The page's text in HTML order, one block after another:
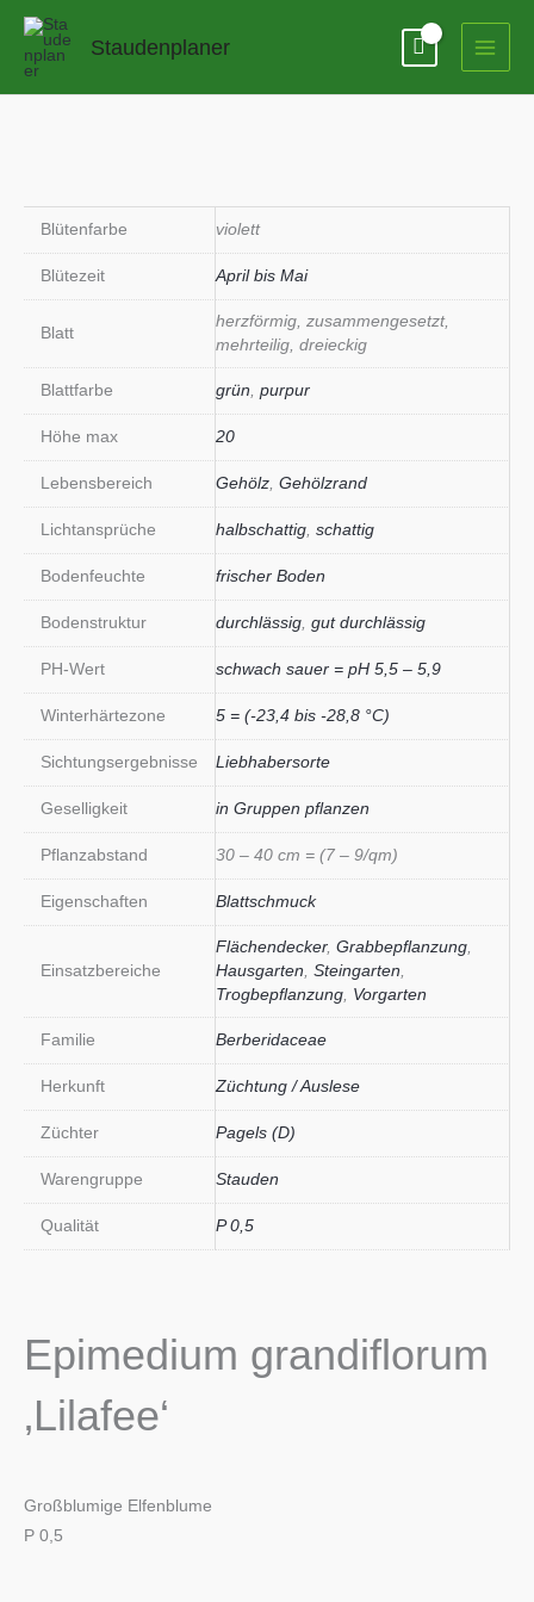
Zum
springen
Staudenplaner
Blütenfarbe violett
Blütezeit April bis Mai
Blatt
herzförmig, zusammengesetzt,
mehrteilig, dreieckig
Blattfarbe grün purpur
Höhe max 20
Lebensbereich Gehölz Gehölzrand
Lichtansprüche halbschattig schattig
Bodenfeuchte frischer Boden
Bodenstruktur durchlässig gut durchlässig
PH-Wert schwach sauer = pH 5,5 – 5,9
Winterhärtezone 5 = (-23,4 bis -28,8 °C)
Sichtungsergebnisse Liebhabersorte
Geselligkeit in Gruppen pflanzen
Pflanzabstand 30 – 40 cm = (7 – 9/qm)
Eigenschaften Blattschmuck
Einsatzbereiche
Flächendecker, Grabbepflanzung
Hausgarten Steingarten
Trogbepflanzung Vorgarten
Familie Berberidaceae
Herkunft Züchtung / Auslese
Züchter Pagels (D)
Warengruppe Stauden
Qualität P 0,5
Epimedium grandiflorum
‚Lilafee‘
Großblumige Elfenblume
P 0,5